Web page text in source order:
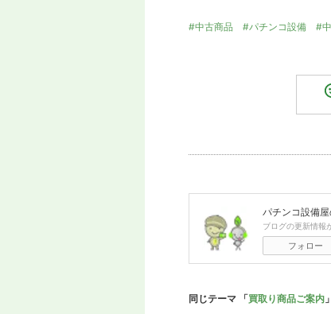
#中古商品 #パチンコ設備 #
パチンコ設備屋
ブログの更新情報
フォロー
同じテーマ 「買取り商品ご案内